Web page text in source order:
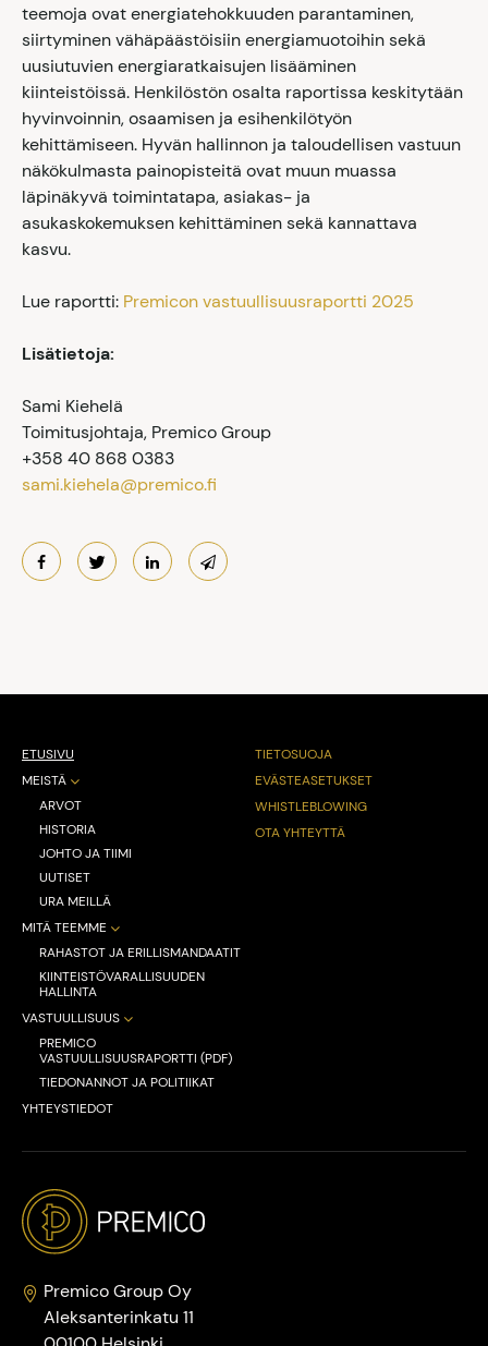
teemoja ovat energiatehokkuuden parantaminen,
siirtyminen vähäpäästöisiin energiamuotoihin sekä
uusiutuvien energiaratkaisujen lisääminen
kiinteistöissä. Henkilöstön osalta raportissa keskitytään
hyvinvoinnin, osaamisen ja esihenkilötyön
kehittämiseen. Hyvän hallinnon ja taloudellisen vastuun
näkökulmasta painopisteitä ovat muun muassa
läpinäkyvä toimintatapa, asiakas- ja
asukaskokemuksen kehittäminen sekä kannattava
kasvu.
Lue raportti: Premicon vastuullisuusraportti 2025
Lisätietoja:
Sami Kiehelä
Toimitusjohtaja, Premico Group
+358 40 868 0383
sami.kiehela@premico.fi
ETUSIVU
MEISTÄ
ARVOT
HISTORIA
JOHTO JA TIIMI
UUTISET
URA MEILLÄ
MITÄ TEEMME
RAHASTOT JA ERILLISMANDAATIT
KIINTEISTÖVARALLISUUDEN
HALLINTA
VASTUULLISUUS
PREMICO
VASTUULLISUUSRAPORTTI (PDF)
TIEDONANNOT JA POLITIIKAT
YHTEYSTIEDOT
TIETOSUOJA
EVÄSTEASETUKSET
WHISTLEBLOWING
OTA YHTEYTTÄ
Premico Group Oy
Aleksanterinkatu 11